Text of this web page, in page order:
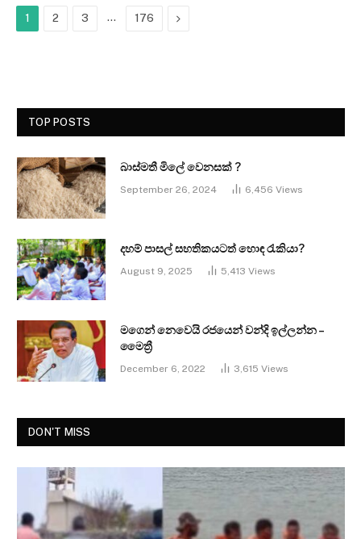
1 2 3 … 176 Next
TOP POSTS
බාස්මතී මිලේ වෙනසක් ?
September 26, 2024 6,456 Views
දහම් පාසල් සහතිකයටත් හොඳ රැකියා?
August 9, 2025 5,413 Views
මගෙන් නෙවෙයි රජයෙන් වන්දි ඉල්ලන්න –
මෛත්‍රී
December 6, 2022 3,615 Views
DON'T MISS